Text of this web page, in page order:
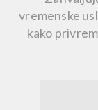
vremenske
kako